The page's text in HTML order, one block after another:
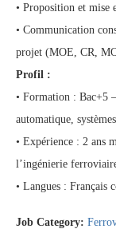
• Proposition et mise
• Communication
projet (MOE, CR,
Profil :
• Formation : Bac+5
automatique,
• Expérience : 2 ans
l’ingénierie
• Langues : Français
Job Category: